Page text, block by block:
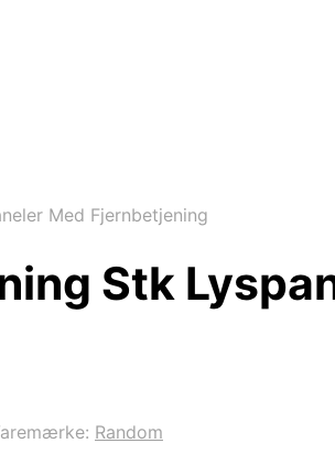
Med Fjernbetjening
Stk
Random